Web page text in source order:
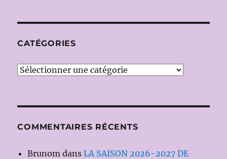
CATÉGORIES
Catégories
COMMENTAIRES RÉCENTS
Brunom dansLA SAISON 2026-2027 DE